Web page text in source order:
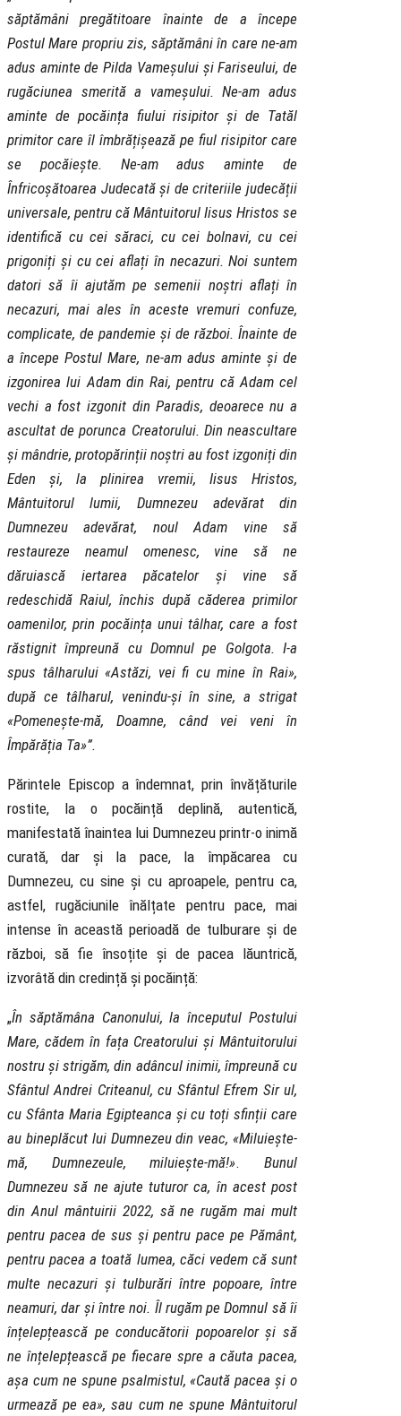
săptămâni pregătitoare înainte de a începe
Postul Mare propriu zis, săptămâni în care ne-am
adus aminte de Pilda Vameșului și Fariseului, de
rugăciunea smerită a vameșului. Ne-am adus
aminte de pocăința fiului risipitor și de Tatăl
primitor care îl îmbrățișează pe fiul risipitor care
se pocăiește. Ne-am adus aminte de
Înfricoșătoarea Judecată și de criteriile judecății
universale, pentru că Mântuitorul Iisus Hristos se
identifică cu cei săraci, cu cei bolnavi, cu cei
prigoniți și cu cei aflați în necazuri. Noi suntem
datori să îi ajutăm pe semenii noștri aflați în
necazuri, mai ales în aceste vremuri confuze,
complicate, de pandemie și de război. Înainte de
a începe Postul Mare, ne-am adus aminte și de
izgonirea lui Adam din Rai, pentru că Adam cel
vechi a fost izgonit din Paradis, deoarece nu a
ascultat de porunca Creatorului. Din neascultare
și mândrie, protopărinții noștri au fost izgoniți din
Eden și, la plinirea vremii, Iisus Hristos,
Mântuitorul lumii, Dumnezeu adevărat din
Dumnezeu adevărat, noul Adam vine să
restaureze neamul omenesc, vine să ne
dăruiască iertarea păcatelor și vine să
redeschidă Raiul, închis după căderea primilor
oamenilor, prin pocăința unui tâlhar, care a fost
răstignit împreună cu Domnul pe Golgota. I-a
spus tâlharului «Astăzi, vei fi cu mine în Rai»,
după ce tâlharul, venindu-și în sine, a strigat
«Pomenește-mă, Doamne, când vei veni în
Împărăția Ta»”.
Părintele Episcop a îndemnat, prin învățăturile
rostite, la o pocăință deplină, autentică,
manifestată înaintea lui Dumnezeu printr-o inimă
curată, dar și la pace, la împăcarea cu
Dumnezeu, cu sine și cu aproapele, pentru ca,
astfel, rugăciunile înălțate pentru pace, mai
intense în această perioadă de tulburare și de
război, să fie însoțite și de pacea lăuntrică,
izvorâtă din credință și pocăință:
„În săptămâna Canonului, la începutul Postului
Mare, cădem în fața Creatorului și Mântuitorului
nostru și strigăm, din adâncul inimii, împreună cu
Sfântul Andrei Criteanul, cu Sfântul Efrem Sir ul,
cu Sfânta Maria Egipteanca și cu toți sfinții care
au bineplăcut lui Dumnezeu din veac, «Miluiește-
mă, Dumnezeule, miluiește-mă!».Bunul
Dumnezeu să ne ajute tuturor ca, în acest post
din Anul mântuirii 2022, să ne rugăm mai mult
pentru pacea de sus și pentru pace pe Pământ,
pentru pacea a toată lumea, căci vedem că sunt
multe necazuri și tulburări între popoare, între
neamuri, dar și între noi. Îl rugăm pe Domnul să îi
înțelepțească pe conducătorii popoarelor și să
ne înțelepțească pe fiecare spre a căuta pacea,
așa cum ne spune psalmistul, «Caută pacea și o
urmează pe ea», sau cum ne spune Mântuitorul